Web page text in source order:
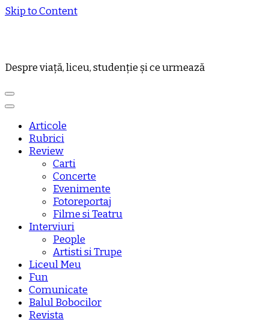
Skip to Content
Despre viață, liceu, studenție și ce urmează
Articole
Rubrici
Review
Carti
Concerte
Evenimente
Fotoreportaj
Filme si Teatru
Interviuri
People
Artisti si Trupe
Liceul Meu
Fun
Comunicate
Balul Bobocilor
Revista